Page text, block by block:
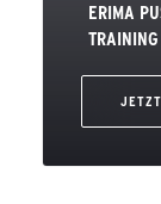
ERIMA